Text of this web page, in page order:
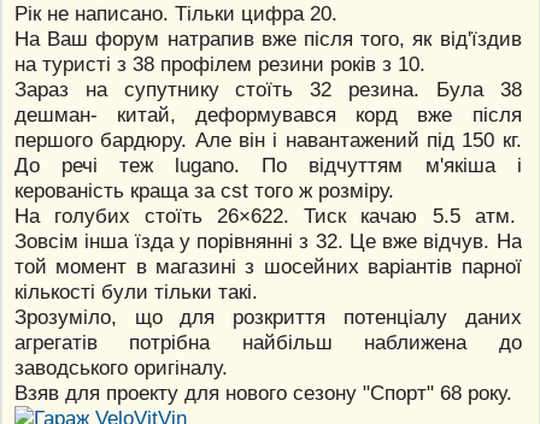
Рік не написано. Тільки цифра 20.
На Ваш форум натрапив вже після того, як від'їздив
на туристі з 38 профілем резини років з 10.
Зараз на супутнику стоїть 32 резина. Була 38
дешман- китай, деформувався корд вже після
першого бардюру. Але він і навантажений під 150 кг.
До речі теж lugano. По відчуттям м'якіша і
керованість краща за cst того ж розміру.
На голубих стоїть 26×622. Тиск качаю 5.5 атм.
Зовсім інша їзда у порівнянні з 32. Це вже відчув. На
той момент в магазині з шосейних варіантів парної
кількості були тільки такі.
Зрозуміло, що для розкриття потенціалу даних
агрегатів потрібна найбільш наближена до
заводського оригіналу.
Взяв для проекту для нового сезону "Спорт" 68 року.